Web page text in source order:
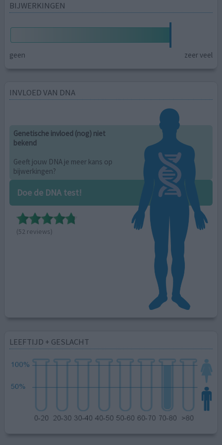
BIJWERKINGEN
geen zeer veel
INVLOED VAN DNA
Genetische invloed (nog) niet
bekend
Geeft jouw DNA je meer kans op
bijwerkingen?
Doe de DNA test!
(52 reviews)
LEEFTIJD + GESLACHT